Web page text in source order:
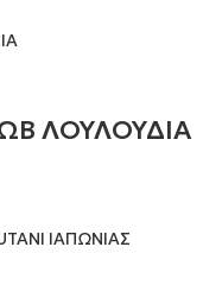
ΛΟΥΛΟΥΔΙΑ